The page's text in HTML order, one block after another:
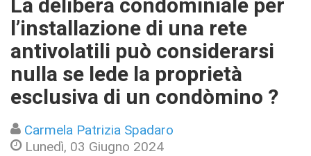
La delibera condominiale per
l’installazione di una rete
antivolatili può considerarsi
nulla se lede la proprietà
esclusiva di un condòmino ?
Carmela Patrizia Spadaro
Lunedì, 03 Giugno 2024